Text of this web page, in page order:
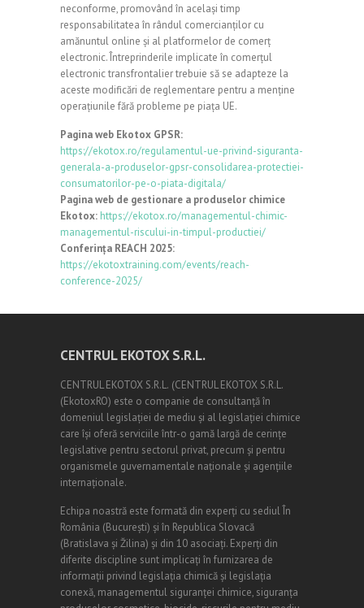
neconforme, promovând în același timp
responsabilitatea în rândul comercianților cu
amănuntul online și al platformelor de comerț
electronic. Întreprinderile implicate în comerțul
electronic transfrontalier trebuie să se adapteze la
aceste modificări de reglementare pentru a menține
operațiunile fără probleme pe piața UE.
Pagina web Ekotox GPSR:
https://ekotox.ro/regulamentul-ue-privind-siguranta-
generala-a-produselor-gpsr-consolidarea-protectiei-
consumatorilor-pe-o-piata-digitala/
Pagina web de gestionare a produselor chimice
Ekotox: https://ekotox.ro/managementul-chimic-
managementul-riscului-in-timpul-productiei/
Conferința REACH 2025:
https://ekotoxtraining.com/events/reach-
conference-2025/
CENTRUL EKOTOX S.R.L.
CENTRUL EKOTOX S.R.L. (CENTRUL EKOTOX S.R.L.
(EkotoxRO) este o companie de consultanță în
domeniul legislației de mediu și al legislației chimice
care își oferă serviciile într-o gamă largă de cerințe
legislative pentru sectorul privat, precum și pentru
organismele guvernamentale naționale și agențiile
internaționale.
Echipa noastră este formată din experți cu sediul În
România (Bucureşti) și în Republica Slovacă
(Bratislava și Žilina) și din 10 asociați. Experți din
diferite discipline sunt implicați în furnizarea de
informații privind legislația chimică și legislația
conexă, managementul siguranței chimice, siguranța